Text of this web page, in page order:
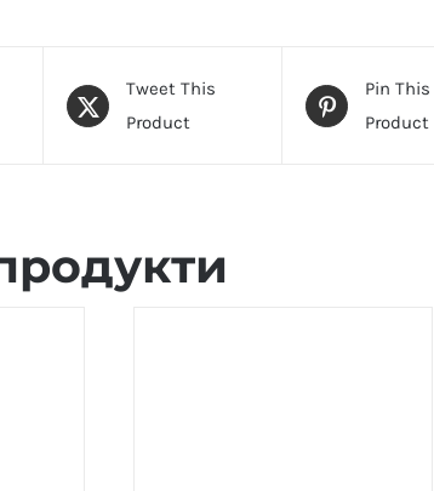
Tweet This
Product
Pin This
Product